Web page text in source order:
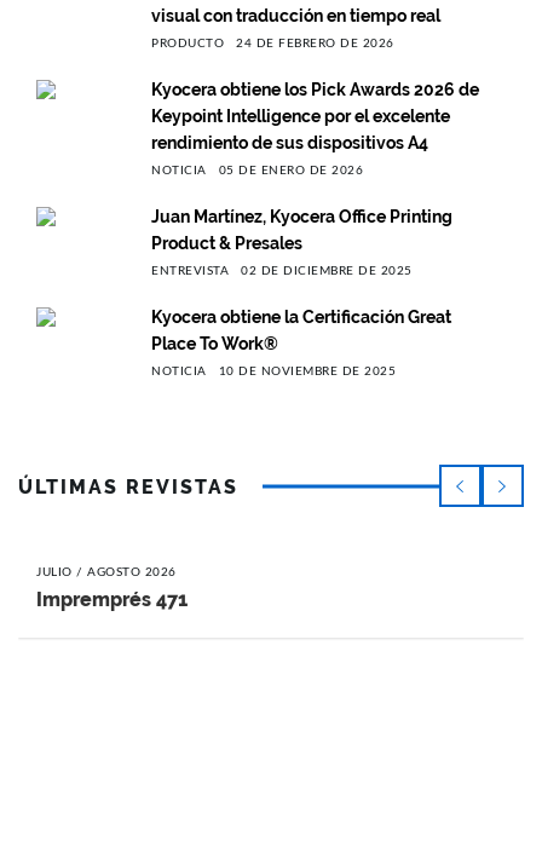
visual con traducción en tiempo real
PRODUCTO 24 DE FEBRERO DE 2026
Kyocera obtiene los Pick Awards 2026 de
Keypoint Intelligence por el excelente
rendimiento de sus dispositivos A4
NOTICIA 05 DE ENERO DE 2026
Juan Martínez, Kyocera Office Printing
Product & Presales
ENTREVISTA 02 DE DICIEMBRE DE 2025
Kyocera obtiene la Certificación Great
Place To Work®
NOTICIA 10 DE NOVIEMBRE DE 2025
ÚLTIMAS REVISTAS
JULIO / AGOSTO 2026
Impremprés 471